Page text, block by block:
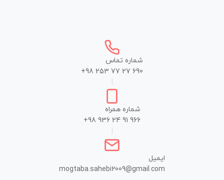
شماره تماس
+98 253 77 27 690
شماره همراه
+98 936 24 91 966
ایمیل
mogtaba.sahebi2009@gmail.com